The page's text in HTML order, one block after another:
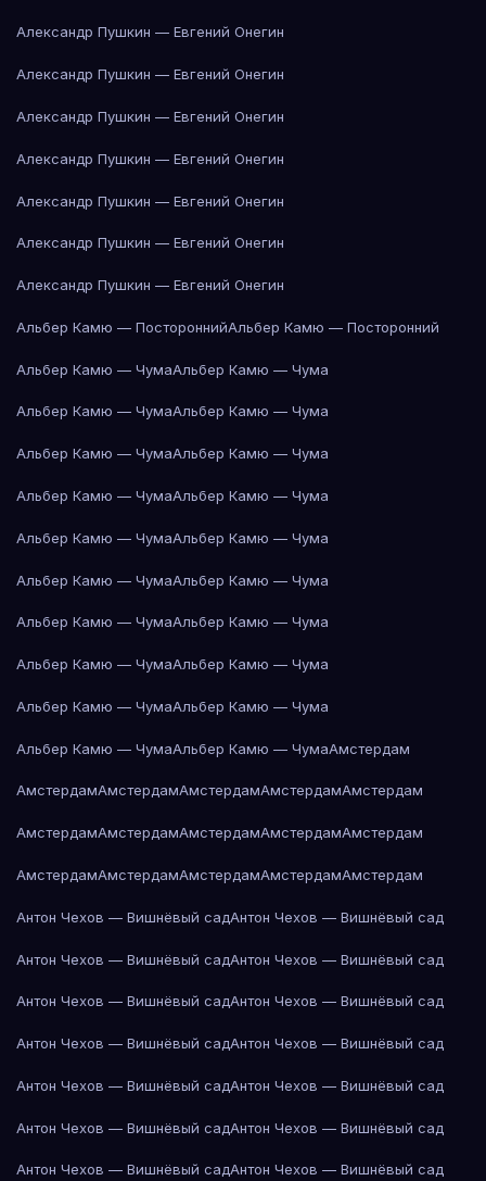
Александр Пушкин — Евгений Онегин
Александр Пушкин — Евгений Онегин
Александр Пушкин — Евгений Онегин
Александр Пушкин — Евгений Онегин
Александр Пушкин — Евгений Онегин
Александр Пушкин — Евгений Онегин
Александр Пушкин — Евгений Онегин
Альбер Камю — ПостороннийАльбер Камю — Посторонний
Альбер Камю — ЧумаАльбер Камю — Чума
Альбер Камю — ЧумаАльбер Камю — Чума
Альбер Камю — ЧумаАльбер Камю — Чума
Альбер Камю — ЧумаАльбер Камю — Чума
Альбер Камю — ЧумаАльбер Камю — Чума
Альбер Камю — ЧумаАльбер Камю — Чума
Альбер Камю — ЧумаАльбер Камю — Чума
Альбер Камю — ЧумаАльбер Камю — Чума
Альбер Камю — ЧумаАльбер Камю — Чума
Альбер Камю — ЧумаАльбер Камю — ЧумаАмстердам
АмстердамАмстердамАмстердамАмстердамАмстердам
АмстердамАмстердамАмстердамАмстердамАмстердам
АмстердамАмстердамАмстердамАмстердамАмстердам
Антон Чехов — Вишнёвый садАнтон Чехов — Вишнёвый сад
Антон Чехов — Вишнёвый садАнтон Чехов — Вишнёвый сад
Антон Чехов — Вишнёвый садАнтон Чехов — Вишнёвый сад
Антон Чехов — Вишнёвый садАнтон Чехов — Вишнёвый сад
Антон Чехов — Вишнёвый садАнтон Чехов — Вишнёвый сад
Антон Чехов — Вишнёвый садАнтон Чехов — Вишнёвый сад
Антон Чехов — Вишнёвый садАнтон Чехов — Вишнёвый сад